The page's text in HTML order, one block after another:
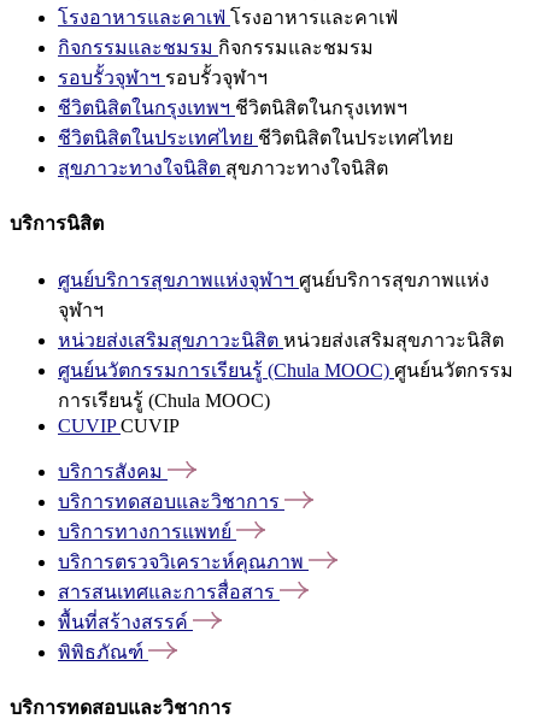
โรงอาหารและคาเฟ่ โรงอาหารและคาเฟ่
กิจกรรมและชมรม กิจกรรมและชมรม
รอบรั้วจุฬาฯ รอบรั้วจุฬาฯ
ชีวิตนิสิตในกรุงเทพฯ ชีวิตนิสิตในกรุงเทพฯ
ชีวิตนิสิตในประเทศไทย ชีวิตนิสิตในประเทศไทย
สุขภาวะทางใจนิสิต สุขภาวะทางใจนิสิต
บริการนิสิต
ศูนย์บริการสุขภาพแห่งจุฬาฯ ศูนย์บริการสุขภาพแห่ง
จุฬาฯ
หน่วยส่งเสริมสุขภาวะนิสิต หน่วยส่งเสริมสุขภาวะนิสิต
ศูนย์นวัตกรรมการเรียนรู้ (Chula MOOC) ศูนย์นวัตกรรม
การเรียนรู้ (Chula MOOC)
CUVIPCUVIP
บริการสังคม
บริการทดสอบและวิชาการ
บริการทางการแพทย์
บริการตรวจวิเคราะห์คุณภาพ
สารสนเทศและการสื่อสาร
พื้นที่สร้างสรรค์
พิพิธภัณฑ์
บริการทดสอบและวิชาการ